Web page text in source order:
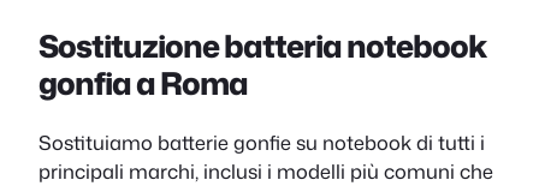
Sostituzione batteria notebook
gonfia a Roma
Sostituiamo batterie gonfie su notebook di tutti i
principali marchi, inclusi i modelli più comuni che